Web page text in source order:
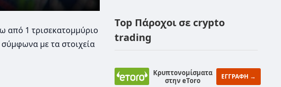
από 1 τρισεκατομμύριο
με τα στοιχεία
Top Πάροχοι σε crypto
trading
Κρυπτονομίσματα
στην eToro
ΕΓΓΡΑΦΗ →